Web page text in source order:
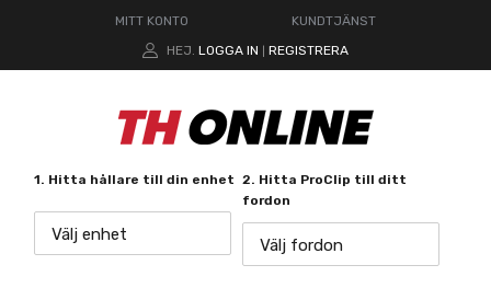
MITT KONTO
KUNDTJÄNST
HEJ. LOGGA IN REGISTRERA
1. Hitta hållare till din enhet
Välj enhet
2. Hitta ProClip till ditt
fordon
Välj fordon